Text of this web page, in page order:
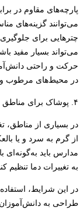
پارچه‌های مقاوم در
می‌توانند گزینه‌های
چترهایی برای
می‌تواند بسیار مفید
حرکت و راحتی
در محیط‌های مرطوب و
۴. پوشاک برای مناطق با اقلیم متغیر
در بسیاری از مناطق،
از گرم به سرد و یا
مدارس باید به‌گونه‌ای
به تغییرات دما تنظیم
در این شرایط،
طراحی به دانش‌آموزان